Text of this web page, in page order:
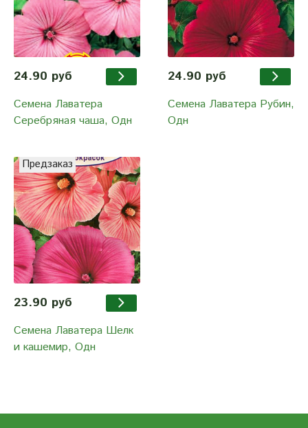
24.90 руб
Семена Лаватера
Серебряная чаша, Одн
24.90 руб
Семена Лаватера Рубин,
Одн
Предзаказ
23.90 руб
Семена Лаватера Шелк
и кашемир, Одн